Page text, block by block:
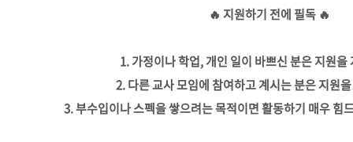
🔥 지원하기 전에 필독 🔥
1. 가정이나 학업, 개인 일이 바쁘신 분은 지원을
2. 다른 교사 모임에 참여하고 계시는 분은 지원
3. 부수입이나 스펙을 쌓으려는 목적이면 활동하기 매우 힘